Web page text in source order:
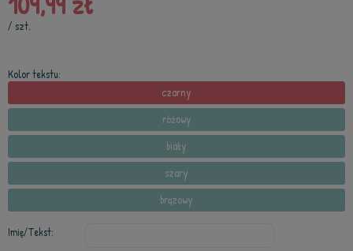
/ szt.
Kolor tekstu:
czarny
różowy
biały
szary
brązowy
Imię/Tekst: